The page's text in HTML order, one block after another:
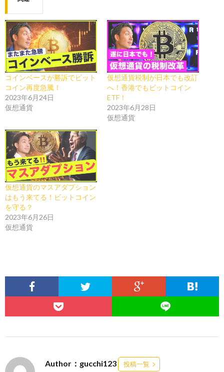
コインベースが勝訴でビット
コイン再度急騰！
2023年6月24日
仮想通貨
仮想通貨税制が日本でも改訂
へ！香港でもビットコイン
ETF！
2023年6月28日
仮想通貨
仮想通貨のマスアダプション
はもう来てる！ビットコイン
を守る？
2023年6月26日
仮想通貨
Author：gucchi123 投稿一覧